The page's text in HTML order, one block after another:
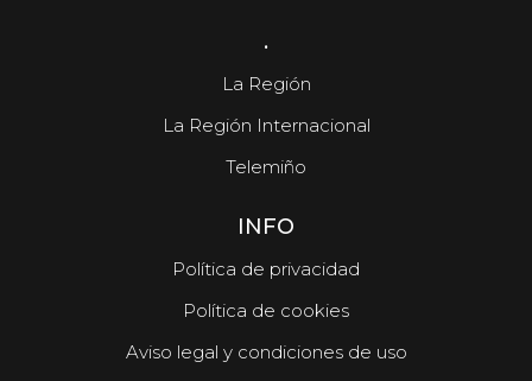
.
La Región
La Región Internacional
Telemiño
INFO
Política de privacidad
Política de cookies
Aviso legal y condiciones de uso